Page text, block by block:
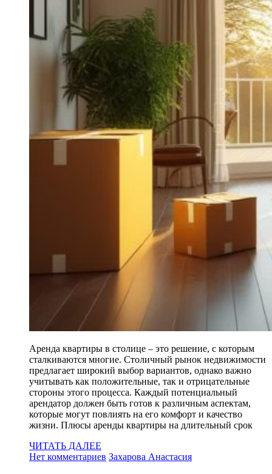
Аренда квартиры в столице – это решение, с которым
сталкиваются многие. Столичный рынок недвижимости
предлагает широкий выбор вариантов, однако важно
учитывать как положительные, так и отрицательные
стороны этого процесса. Каждый потенциальный
арендатор должен быть готов к различным аспектам,
которые могут повлиять на его комфорт и качество
жизни. Плюсы аренды квартиры на длительный срок
ЧИТАТЬ ДАЛЕЕ
Нет комментариев Захарова Анастасия